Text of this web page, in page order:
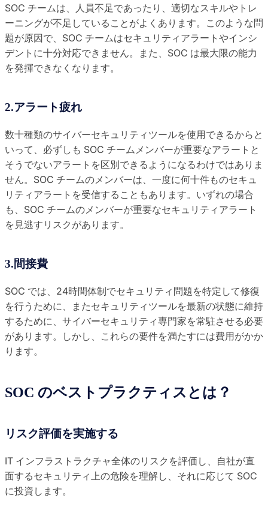
SOC チームは、人員不足であったり、適切なスキルやトレ
ーニングが不足していることがよくあります。このような問
題が原因で、SOC チームはセキュリティアラートやインシ
デントに十分対応できません。また、SOC は最大限の能力
を発揮できなくなります。
2.アラート疲れ
数十種類のサイバーセキュリティツールを使用できるからと
いって、必ずしも SOC チームメンバーが重要なアラートと
そうでないアラートを区別できるようになるわけではありま
せん。SOC チームのメンバーは、一度に何十件ものセキュ
リティアラートを受信することもあります。いずれの場合
も、SOC チームのメンバーが重要なセキュリティアラート
を見逃すリスクがあります。
3.間接費
SOC では、24時間体制でセキュリティ問題を特定して修復
を行うために、またセキュリティツールを最新の状態に維持
するために、サイバーセキュリティ専門家を常駐させる必要
があります。しかし、これらの要件を満たすには費用がかか
ります。
SOC のベストプラクティスとは？
リスク評価を実施する
IT インフラストラクチャ全体のリスクを評価し、自社が直
面するセキュリティ上の危険を理解し、それに応じて SOC
に投資します。